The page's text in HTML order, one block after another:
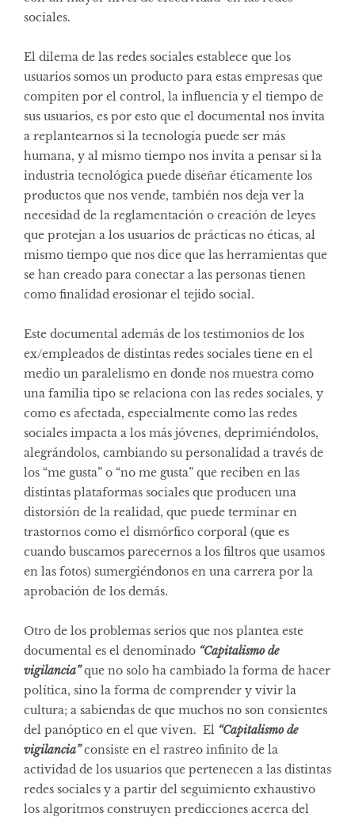
sociales.
El dilema de las redes sociales establece que los
usuarios somos un producto para estas empresas que
compiten por el control, la influencia y el tiempo de
sus usuarios, es por esto que el documental nos invita
a replantearnos si la tecnología puede ser más
humana, y al mismo tiempo nos invita a pensar si la
industria tecnológica puede diseñar éticamente los
productos que nos vende, también nos deja ver la
necesidad de la reglamentación o creación de leyes
que protejan a los usuarios de prácticas no éticas, al
mismo tiempo que nos dice que las herramientas que
se han creado para conectar a las personas tienen
como finalidad erosionar el tejido social.
Este documental además de los testimonios de los
ex/empleados de distintas redes sociales tiene en el
medio un paralelismo en donde nos muestra como
una familia tipo se relaciona con las redes sociales, y
como es afectada, especialmente como las redes
sociales impacta a los más jóvenes, deprimiéndolos,
alegrándolos, cambiando su personalidad a través de
los “me gusta” o “no me gusta” que reciben en las
distintas plataformas sociales que producen una
distorsión de la realidad, que puede terminar en
trastornos como el dismórfico corporal (que es
cuando buscamos parecernos a los filtros que usamos
en las fotos) sumergiéndonos en una carrera por la
aprobación de los demás.
Otro de los problemas serios que nos plantea este
documental es el denominado “Capitalismo de
vigilancia”que no solo ha cambiado la forma de hacer
política, sino la forma de comprender y vivir la
cultura; a sabiendas de que muchos no son consientes
del panóptico en el que viven. El “Capitalismo de
vigilancia”consiste en el rastreo infinito de la
actividad de los usuarios que pertenecen a las distintas
redes sociales y a partir del seguimiento exhaustivo
los algoritmos construyen predicciones acerca del